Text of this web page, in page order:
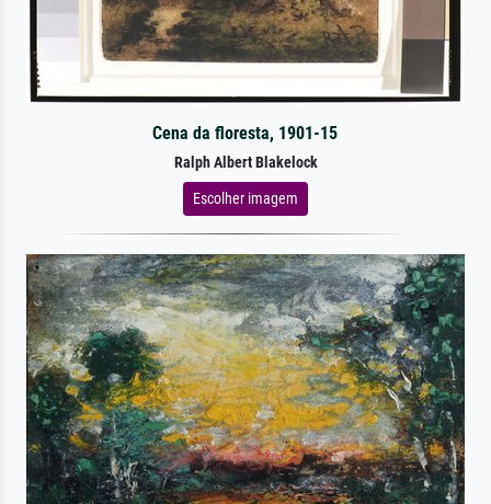
Cena da floresta, 1901-15
Ralph Albert Blakelock
Escolher imagem